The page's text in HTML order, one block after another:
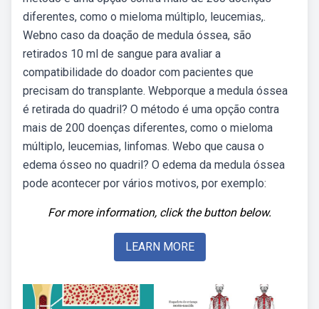
diferentes, como o mieloma múltiplo, leucemias,.
Webno caso da doação de medula óssea, são
retirados 10 ml de sangue para avaliar a
compatibilidade do doador com pacientes que
precisam do transplante. Webporque a medula óssea
é retirada do quadril? O método é uma opção contra
mais de 200 doenças diferentes, como o mieloma
múltiplo, leucemias, linfomas. Webo que causa o
edema ósseo no quadril? O edema da medula óssea
pode acontecer por vários motivos, por exemplo:
For more information, click the button below.
LEARN MORE